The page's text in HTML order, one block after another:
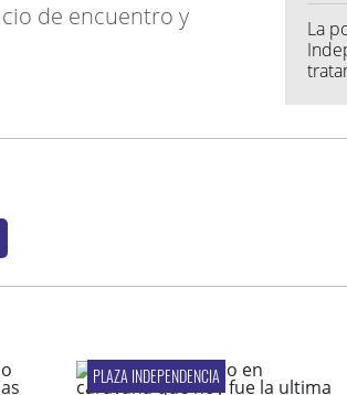
de encuentro y
La
PLAZA INDEPENDENCIA